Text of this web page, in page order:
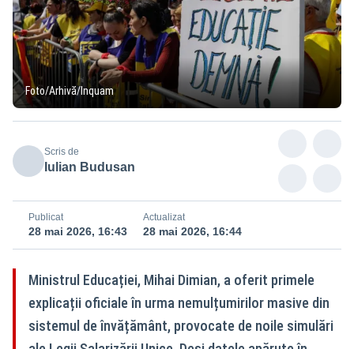
Foto/Arhivă/Inquam
Scris de
Iulian Budusan
Publicat
28 mai 2026, 16:43
Actualizat
28 mai 2026, 16:44
Ministrul Educației, Mihai Dimian, a oferit primele
explicații oficiale în urma nemulțumirilor masive din
sistemul de învățământ, provocate de noile simulări